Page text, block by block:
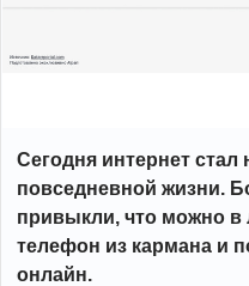
Сегодня интернет
повседневной жизни.
привыкли, что можно
телефон из кармана и
онлайн.